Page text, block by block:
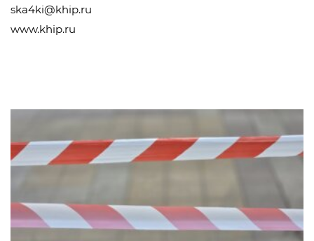
ska4ki@khip.ru
www.khip.ru